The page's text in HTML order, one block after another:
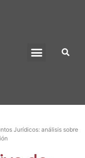
Jurídicos: análisis sobre